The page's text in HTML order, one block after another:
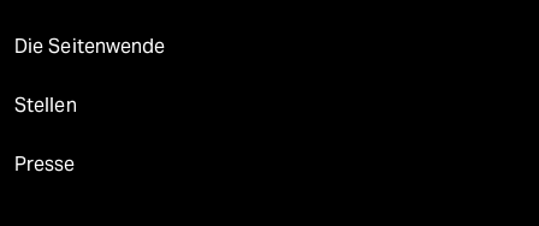
Die Seitenwende
Stellen
Presse